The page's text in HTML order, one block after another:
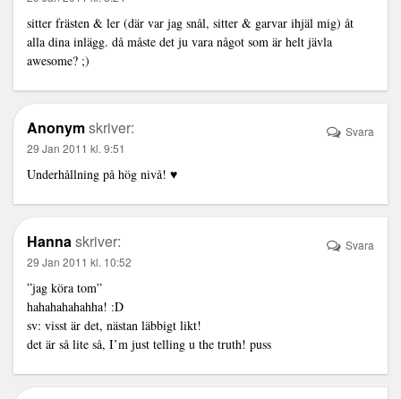
sitter frästen & ler (där var jag snål, sitter & garvar ihjäl mig) åt
alla dina inlägg. då måste det ju vara något som är helt jävla
awesome? ;)
Anonymskriver:
29 Jan 2011 kl. 9:51
Underhållning på hög nivå! ♥
Svara
Hannaskriver:
29 Jan 2011 kl. 10:52
”jag köra tom”
hahahahahahha! :D
sv: visst är det, nästan läbbigt likt!
det är så lite så, I’m just telling u the truth! puss
Svara